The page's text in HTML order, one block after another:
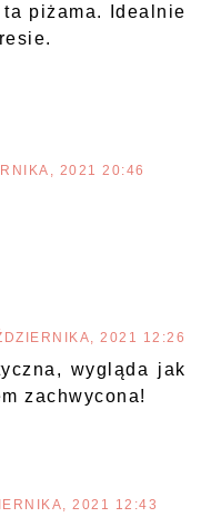
piżama. Idealnie
2021 20:46
2021 12:26
wygląda jak
zachwycona!
2021 12:43